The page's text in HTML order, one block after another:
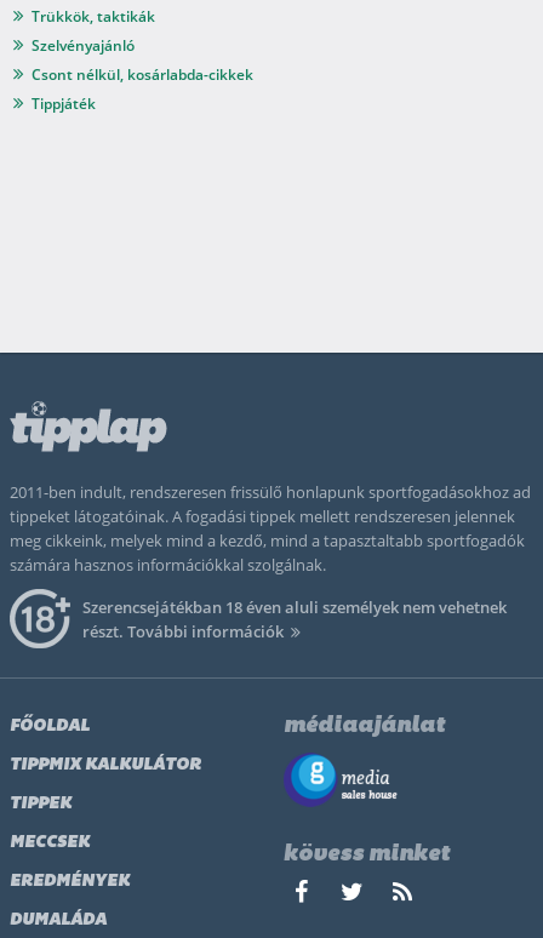
Trükkök, taktikák
Szelvényajánló
Csont nélkül, kosárlabda-cikkek
Tippjáték
2011-ben indult, rendszeresen frissülő honlapunk sportfogadásokhoz ad
tippeket látogatóinak. A fogadási tippek mellett rendszeresen jelennek
meg cikkeink, melyek mind a kezdő, mind a tapasztaltabb sportfogadók
számára hasznos információkkal szolgálnak.
Szerencsejátékban 18 éven aluli személyek nem vehetnek
részt. További információk
FŐOLDAL
TIPPMIX KALKULÁTOR
TIPPEK
MECCSEK
EREDMÉNYEK
DUMALÁDA
médiaajánlat
kövess minket